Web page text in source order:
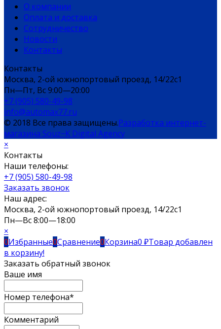
О компании
Оплата и доставка
Сотрудничество
Новости
Контакты
Контакты
Москва, 2-ой южнопортовый проезд, 14/22c1
Пн—Пт, Вс 9:00—20:00
+7 (905) 580-49-98
info@automax77.ru
© 2018 Все права защищены.Разработка интернет-
магазина Souz−K Digital Agency
×
Контакты
Наши телефоны:
+7 (905) 580-49-98
Заказать звонок
Наш адрес:
Москва, 2-ой южнопортовый проезд, 14/22c1
Пн—Вс 8:00—18:00
×
0Избранные0Сравнение0Корзина0 ₽Товар добавлен
в корзину!
Заказать обратный звонок
Ваше имя
Номер телефона*
Комментарий